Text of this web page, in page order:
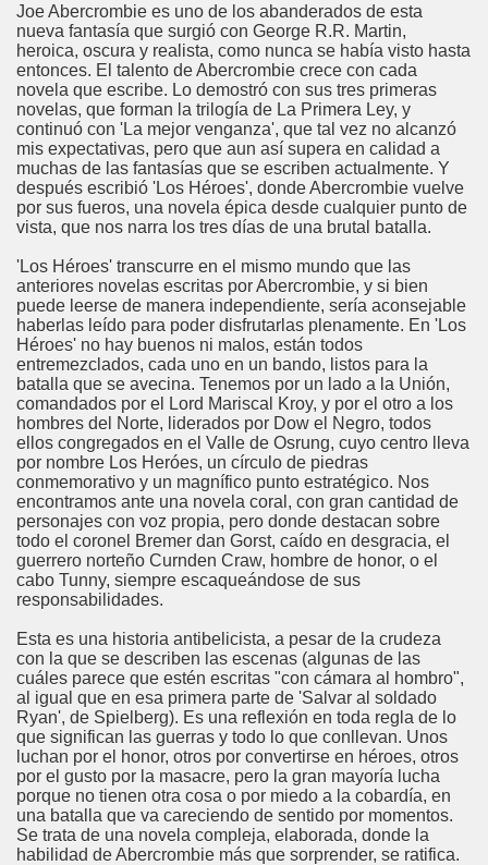
Joe Abercrombie es uno de los abanderados de esta
nueva fantasía que surgió con George R.R. Martin,
heroica, oscura y realista, como nunca se había visto hasta
entonces. El talento de Abercrombie crece con cada
novela que escribe. Lo demostró con sus tres primeras
novelas, que forman la trilogía de La Primera Ley, y
continuó con 'La mejor venganza', que tal vez no alcanzó
mis expectativas, pero que aun así supera en calidad a
muchas de las fantasías que se escriben actualmente. Y
después escribió 'Los Héroes', donde Abercrombie vuelve
por sus fueros, una novela épica desde cualquier punto de
vista, que nos narra los tres días de una brutal batalla.
'Los Héroes' transcurre en el mismo mundo que las
anteriores novelas escritas por Abercrombie, y si bien
puede leerse de manera independiente, sería aconsejable
haberlas leído para poder disfrutarlas plenamente. En 'Los
Héroes' no hay buenos ni malos, están todos
entremezclados, cada uno en un bando, listos para la
batalla que se avecina. Tenemos por un lado a la Unión,
comandados por el Lord Mariscal Kroy, y por el otro a los
hombres del Norte, liderados por Dow el Negro, todos
ellos congregados en el Valle de Osrung, cuyo centro lleva
por nombre Los Heróes, un círculo de piedras
conmemorativo y un magnífico punto estratégico. Nos
encontramos ante una novela coral, con gran cantidad de
personajes con voz propia, pero donde destacan sobre
todo el coronel Bremer dan Gorst, caído en desgracia, el
guerrero norteño Curnden Craw, hombre de honor, o el
cabo Tunny, siempre escaqueándose de sus
responsabilidades.
Esta es una historia antibelicista, a pesar de la crudeza
con la que se describen las escenas (algunas de las
cuáles parece que estén escritas "con cámara al hombro",
al igual que en esa primera parte de 'Salvar al soldado
Ryan', de Spielberg). Es una reflexión en toda regla de lo
que significan las guerras y todo lo que conllevan. Unos
luchan por el honor, otros por convertirse en héroes, otros
por el gusto por la masacre, pero la gran mayoría lucha
porque no tienen otra cosa o por miedo a la cobardía, en
una batalla que va careciendo de sentido por momentos.
Se trata de una novela compleja, elaborada, donde la
habilidad de Abercrombie más que sorprender, se ratifica.